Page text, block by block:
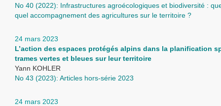
No 40 (2022): Infrastructures agroécologiques et biodiversité :
quel accompagnement des agricultures sur le territoire ?
24 mars 2023
L’action des espaces protégés alpins dans la planification
trames vertes et bleues sur leur territoire
Yann KOHLER
No 43 (2023): Articles hors-série 2023
24 mars 2023